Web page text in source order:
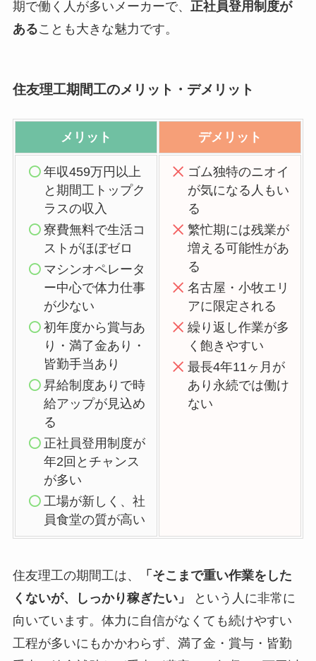
期で働く人が多いメーカーで、 正社員登用制度が
あることも大きな魅力です。
住友理工期間工のメリット・デメリット
メリット デメリット
年収459万円以上
と期間工トップク
ラスの収入
寮費無料で生活コ
ストがほぼゼロ
マシンオペレータ
ー中心で体力仕事
が少ない
初年度から賞与あ
り・満了金あり・
皆勤手当あり
昇給制度ありで時
給アップが見込め
る
正社員登用制度が
年2回とチャンス
が多い
工場が新しく、社
員食堂の質が高い
ゴム独特のニオイ
が気になる人もい
る
繁忙期には残業が
増える可能性があ
る
名古屋・小牧エリ
アに限定される
繰り返し作業が多
く飽きやすい
最長4年11ヶ月が
あり永続では働け
ない
住友理工の期間工は、
「そこまで重い作業をした
くないが、しっかり稼ぎたい」
という人に非常に
向いています。体力に自信がなくても続けやすい
工程が多いにもかかわらず、満了金・賞与・皆勤